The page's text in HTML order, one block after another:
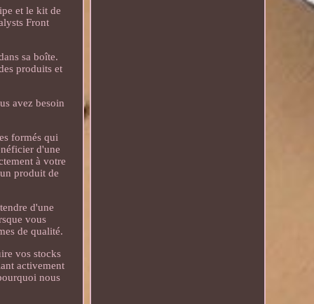
et le kit de
Front
sa boîte.
produits et
avez besoin
formés qui
d'une
à votre
produit de
d'une
vous
de qualité.
vos stocks
activement
nous